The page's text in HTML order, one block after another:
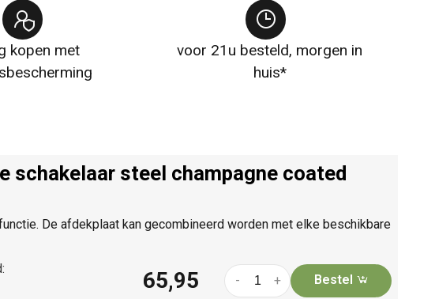
kopen met
voor 21u besteld, morgen in
huis*
schakelaar steel champagne coated
De afdekplaat kan gecombineerd worden met elke beschikbare
65,95 +
- Bestel